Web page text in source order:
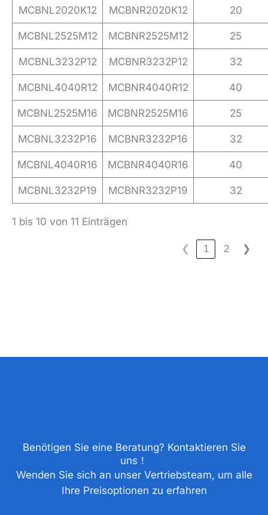
MCBNL2020K12 MCBNR2020K12 20
MCBNL2525M12 MCBNR2525M12 25
MCBNL3232P12 MCBNR3232P12 32
MCBNL4040R12 MCBNR4040R12 40
MCBNL2525M16 MCBNR2525M16 25
MCBNL3232P16 MCBNR3232P16 32
MCBNL4040R16 MCBNR4040R16 40
MCBNL3232P19 MCBNR3232P19 32
1 bis 10 von 11 Einträgen
❮ 1 2 ❯
Benötigen Sie eine Beratung? Kontaktieren Sie
uns！
Wenden Sie sich an unser Vertriebsteam, um alle
Ihre Preisoptionen zu erfahren